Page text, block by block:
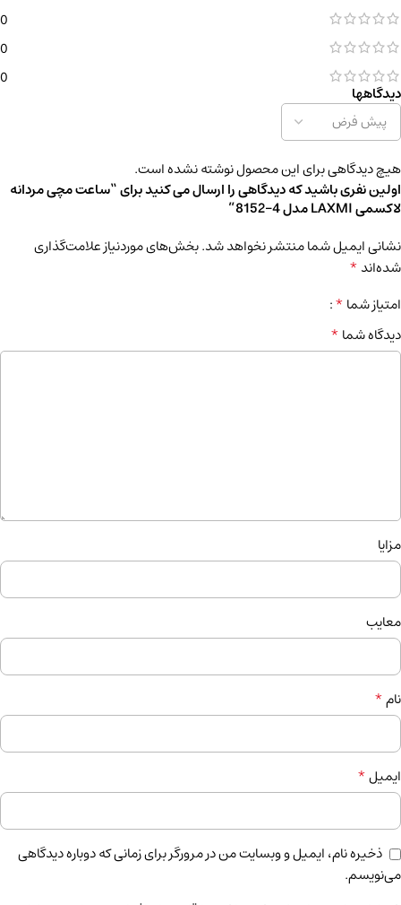
0
0
0
دیدگاهها
هیچ دیدگاهی برای این محصول نوشته نشده است.
اولین نفری باشید که دیدگاهی را ارسال می کنید برای “ساعت مچی مردانه
لاکسمی LAXMI مدل 4-8152”
نشانی ایمیل شما منتشر نخواهد شد.بخش‌های موردنیاز علامت‌گذاری
شده‌اند*
امتیاز شما*
دیدگاه شما*
مزایا
معایب
نام*
ایمیل*
ذخیره نام، ایمیل و وبسایت من در مرورگر برای زمانی که دوباره دیدگاهی
می‌نویسم.